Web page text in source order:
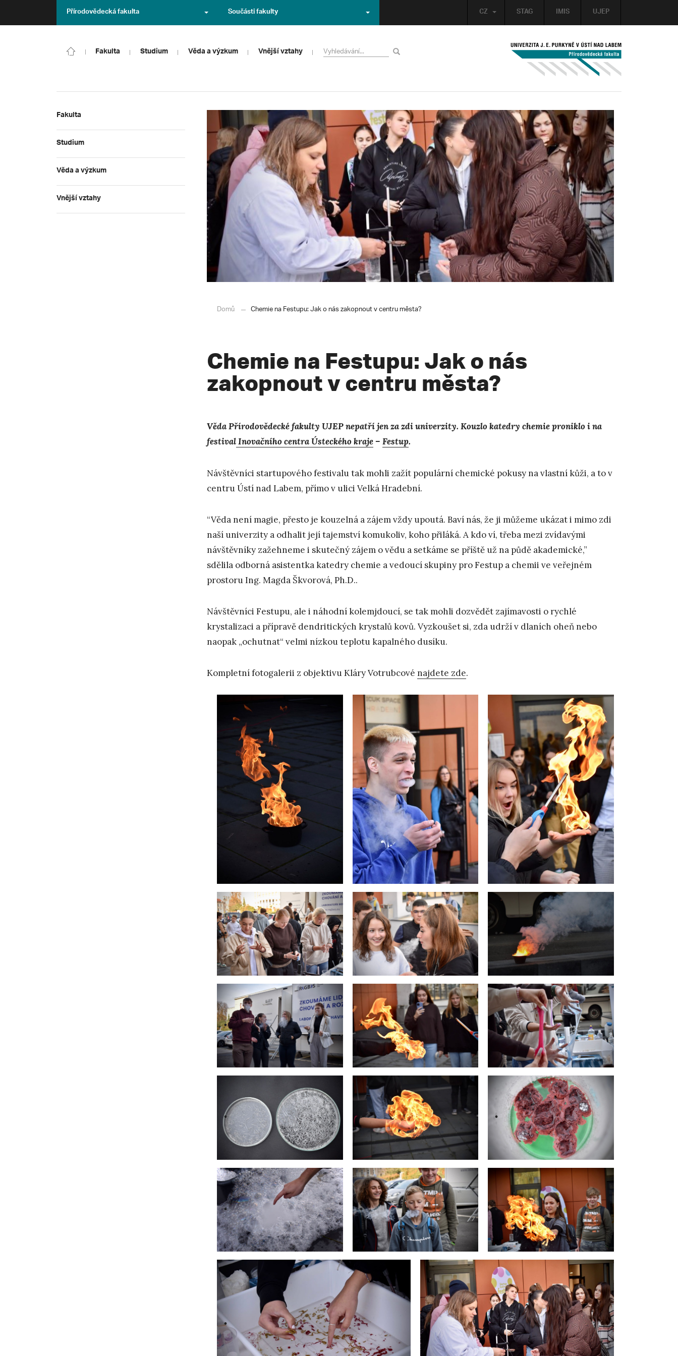
STAG IMIS UJEP
CZ
Přírodovědecká fakulta Součásti fakulty
Fakulta Studium Věda a výzkum Vnější vztahy
Fakulta
Studium
Věda a výzkum
Vnější vztahy
Domů Chemie na Festupu: Jak o nás zakopnout v centru města?
Chemie na Festupu: Jak o nás
zakopnout v centru města?
Věda Přírodovědecké fakulty UJEP nepatří jen za zdi univerzity. Kouzlo katedry chemie proniklo i na
festivalInovačního centra Ústeckého kraje– Festup.
Návštěvníci startupového festivalu tak mohli zažít populární chemické pokusy na vlastní kůži, a to v
centru Ústí nad Labem, přímo v ulici Velká Hradební.
“Věda není magie, přesto je kouzelná a zájem vždy upoutá. Baví nás, že ji můžeme ukázat i mimo zdi
naší univerzity a odhalit její tajemství komukoliv, koho přiláká. A kdo ví, třeba mezi zvídavými
návštěvníky zažehneme i skutečný zájem o vědu a setkáme se příště už na půdě akademické,”
sdělila odborná asistentka katedry chemie a vedoucí skupiny pro Festup a chemii ve veřejném
prostoru Ing. Magda Škvorová, Ph.D..
Návštěvníci Festupu, ale i náhodní kolemjdoucí, se tak mohli dozvědět zajímavosti o rychlé
krystalizaci a přípravě dendritických krystalů kovů. Vyzkoušet si, zda udrží v dlaních oheň nebo
naopak „ochutnat“ velmi nízkou teplotu kapalného dusíku.
Kompletní fotogalerii z objektivu Kláry Votrubcové najdete zde.